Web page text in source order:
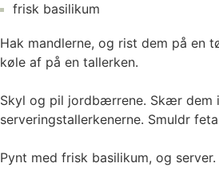
frisk basilikum
Hak mandlerne, og rist dem på en
køle af på en tallerken.
Skyl og pil jordbærrene. Skær dem
serveringstallerkenerne. Smuldr
Pynt med frisk basilikum, og server.